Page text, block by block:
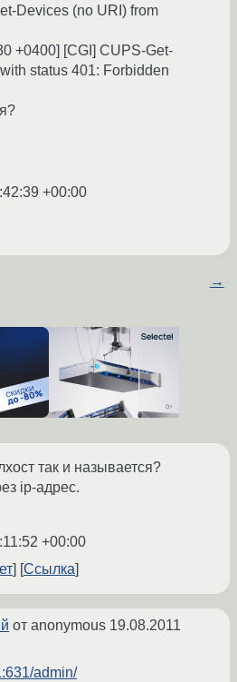
Devices (no URI) from
+0400] [CGI] CUPS-Get-
status 401: Forbidden
+00:00
→
так и называется?
ip-адрес.
+00:00
Ссылка
от anonymous 19.08.2011
admin/